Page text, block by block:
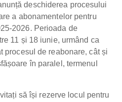
deschiderea procesului
a abonamentelor pentru
2026. Perioada de
11 și 18 iunie, urmând ca
procesul de reabonare, cât și
în paralel, termenul
să își rezerve locul pentru